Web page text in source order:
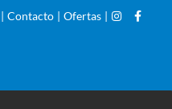
| Contacto | Ofertas |